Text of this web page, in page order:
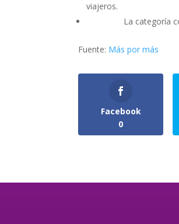
viajeros.
La categoría con
Fuente: Más por más
Facebook
0